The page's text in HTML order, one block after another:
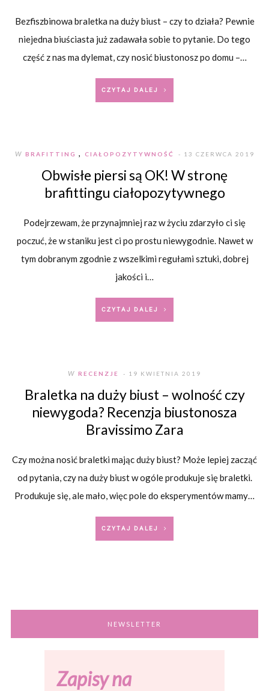
Bezfiszbinowa braletka na duży biust – czy to działa? Pewnie
niejedna biuściasta już zadawała sobie to pytanie. Do tego
część z nas ma dylemat, czy nosić biustonosz po domu –…
CZYTAJ DALEJ
W BRAFITTING , CIAŁOPOZYTYWNOŚĆ - 13 CZERWCA 2019
Obwisłe piersi są OK! W stronę
brafittingu ciałopozytywnego
Podejrzewam, że przynajmniej raz w życiu zdarzyło ci się
poczuć, że w staniku jest ci po prostu niewygodnie. Nawet w
tym dobranym zgodnie z wszelkimi regułami sztuki, dobrej
jakości i…
CZYTAJ DALEJ
W RECENZJE - 19 KWIETNIA 2019
Braletka na duży biust – wolność czy
niewygoda? Recenzja biustonosza
Bravissimo Zara
Czy można nosić braletki mając duży biust? Może lepiej zacząć
od pytania, czy na duży biust w ogóle produkuje się braletki.
Produkuje się, ale mało, więc pole do eksperymentów mamy…
CZYTAJ DALEJ
NEWSLETTER
Zapisy na